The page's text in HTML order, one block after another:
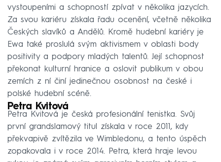
vystoupeními a schopností zpívat v několika jazycích.
Za svou kariéru získala řadu ocenění, včetně několika
Českých slavíků a Andělů. Kromě hudební kariéry je
Ewa také proslulá svým aktivismem v oblasti body
positivity a podpory mladých talentů. Její schopnost
překonat kulturní hranice a oslovit publikum v obou
zemích z ní činí jedinečnou osobnost na české i
polské hudební scéně.
Petra Kvitová
Petra Kvitová je česká profesionální tenistka. Svůj
první grandslamový titul získala v roce 2011, kdy
překvapivě zvítězila ve Wimbledonu, a tento úspěch
zopakovala i v roce 2014. Petra, která hraje levou